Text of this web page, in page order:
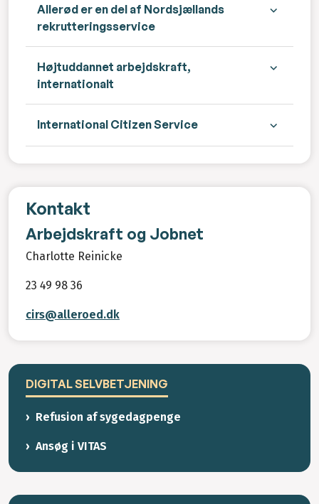
Allerød er en del af Nordsjællands
rekrutteringsservice
Højtuddannet arbejdskraft,
internationalt
International Citizen Service
Kontakt
Arbejdskraft og Jobnet
Charlotte Reinicke
23 49 98 36
cirs@alleroed.dk
DIGITAL SELVBETJENING
Refusion af sygedagpenge
Ansøg i VITAS